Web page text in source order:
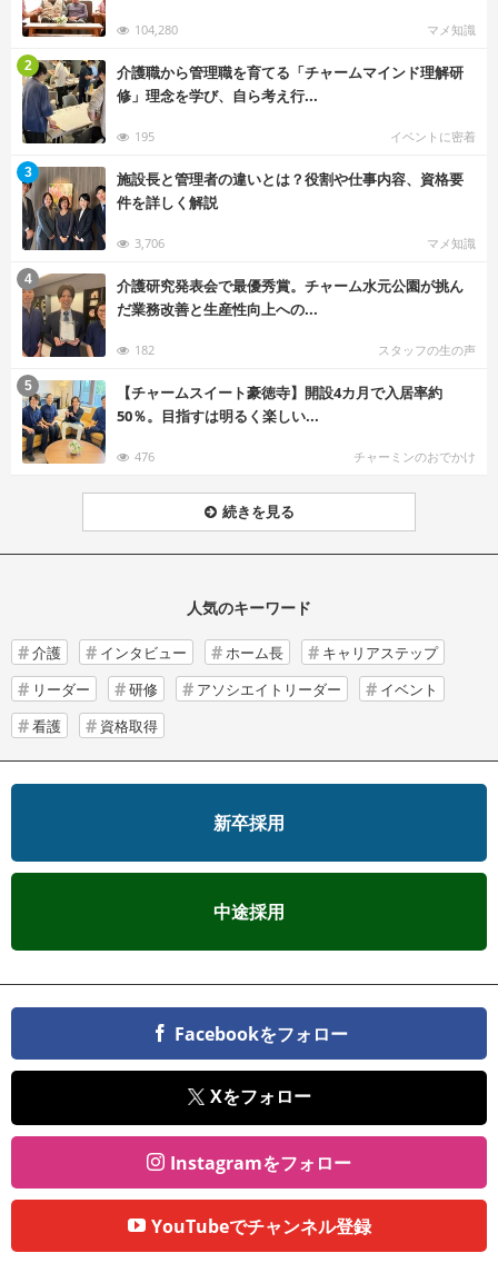
104,280 マメ知識
介護職から管理職を育てる「チャームマインド理解研
修」理念を学び、自ら考え行...
195 イベントに密着
2
施設長と管理者の違いとは？役割や仕事内容、資格要
件を詳しく解説
3,706 マメ知識
3
介護研究発表会で最優秀賞。チャーム水元公園が挑ん
だ業務改善と生産性向上への...
182 スタッフの生の声
4
【チャームスイート豪徳寺】開設4カ月で入居率約
50％。目指すは明るく楽しい...
476 チャーミンのおでかけ
5
続きを見る
人気のキーワード
介護 インタビュー ホーム長
キャリアステップ
リーダー
研修 アソシエイトリーダー
イベント
看護
資格取得
新卒採用
中途採用
Facebookをフォロー
Xをフォロー
Instagramをフォロー
YouTubeでチャンネル登録